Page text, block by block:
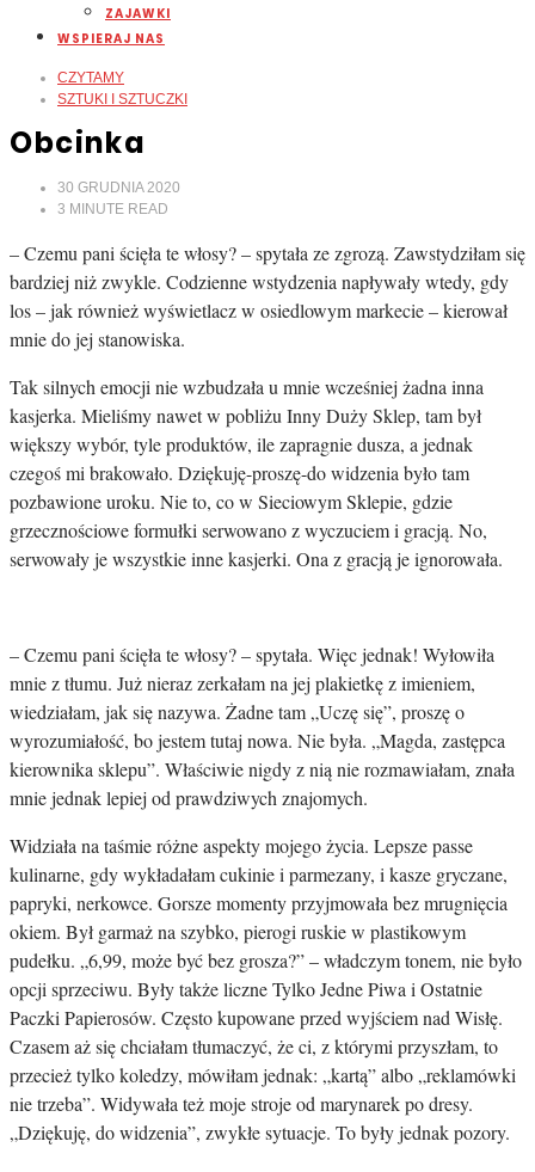
ZAJAWKI
WSPIERAJ NAS
CZYTAMY
SZTUKI I SZTUCZKI
Obcinka
30 GRUDNIA 2020
3 MINUTE READ
– Czemu pani ścięła te włosy? – spytała ze zgrozą. Zawstydziłam się
bardziej niż zwykle. Codzienne wstydzenia napływały wtedy, gdy
los – jak również wyświetlacz w osiedlowym markecie – kierował
mnie do jej stanowiska.
Tak silnych emocji nie wzbudzała u mnie wcześniej żadna inna
kasjerka. Mieliśmy nawet w pobliżu Inny Duży Sklep, tam był
większy wybór, tyle produktów, ile zapragnie dusza, a jednak
czegoś mi brakowało. Dziękuję-proszę-do widzenia było tam
pozbawione uroku. Nie to, co w Sieciowym Sklepie, gdzie
grzecznościowe formułki serwowano z wyczuciem i gracją. No,
serwowały je wszystkie inne kasjerki. Ona z gracją je ignorowała.
– Czemu pani ścięła te włosy? – spytała. Więc jednak! Wyłowiła
mnie z tłumu. Już nieraz zerkałam na jej plakietkę z imieniem,
wiedziałam, jak się nazywa. Żadne tam „Uczę się”, proszę o
wyrozumiałość, bo jestem tutaj nowa. Nie była. „Magda, zastępca
kierownika sklepu”. Właściwie nigdy z nią nie rozmawiałam, znała
mnie jednak lepiej od prawdziwych znajomych.
Widziała na taśmie różne aspekty mojego życia. Lepsze passe
kulinarne, gdy wykładałam cukinie i parmezany, i kasze gryczane,
papryki, nerkowce. Gorsze momenty przyjmowała bez mrugnięcia
okiem. Był garmaż na szybko, pierogi ruskie w plastikowym
pudełku. „6,99, może być bez grosza?” – władczym tonem, nie było
opcji sprzeciwu. Były także liczne Tylko Jedne Piwa i Ostatnie
Paczki Papierosów. Często kupowane przed wyjściem nad Wisłę.
Czasem aż się chciałam tłumaczyć, że ci, z którymi przyszłam, to
przecież tylko koledzy, mówiłam jednak: „kartą” albo „reklamówki
nie trzeba”. Widywała też moje stroje od marynarek po dresy.
„Dziękuję, do widzenia”, zwykłe sytuacje. To były jednak pozory.